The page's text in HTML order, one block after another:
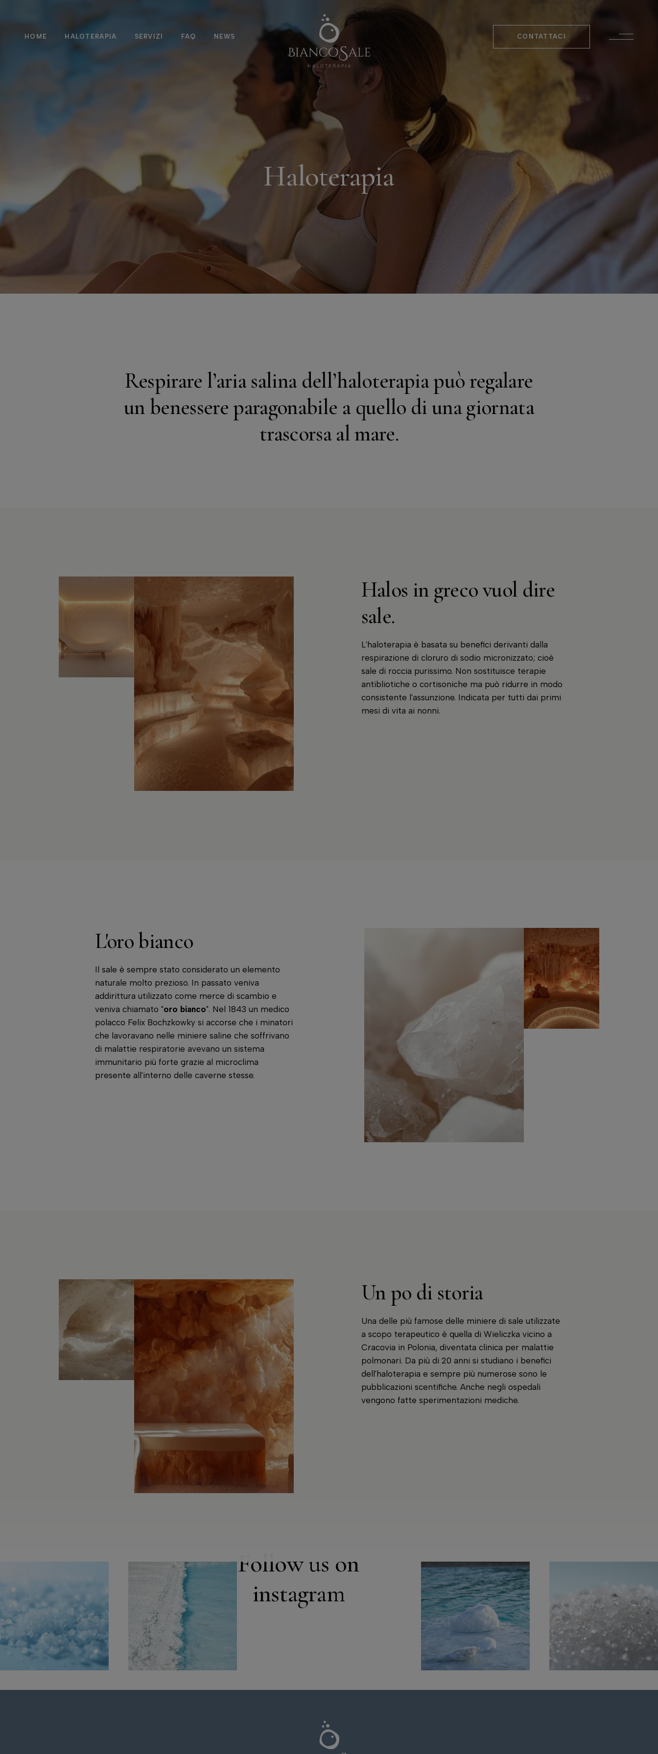
HOME HALOTERAPIA SERVIZI FAQ NEWS CONTATTACI
Haloterapia
Respirare l’aria salina dell’haloterapia può regalare
un benessere paragonabile a quello di una giornata
trascorsa al mare.
Halos in greco vuol dire
sale.
L'haloterapia è basata su benefici derivanti dalla
respirazione di cloruro di sodio micronizzato; cioè
sale di roccia purissimo. Non sostituisce terapie
antibliotiche o cortisoniche ma può ridurre in modo
consistente l'assunzione. Indicata per tutti dai primi
mesi di vita ai nonni.
L'oro bianco
Il sale è sempre stato considerato un elemento
naturale molto prezioso. In passato veniva
addirittura utilizzato come merce di scambio e
veniva chiamato "oro bianco". Nel 1843 un medico
polacco Felix Bochzkowky si accorse che i minatori
che lavoravano nelle miniere saline che soffrivano
di malattie respiratorie avevano un sistema
immunitario più forte grazie al microclima
presente all'interno delle caverne stesse.
Un po di storia
Una delle più famose delle miniere di sale utilizzate
a scopo terapeutico è quella di Wieliczka vicino a
Cracovia in Polonia, diventata clinica per malattie
polmonari. Da più di 20 anni si studiano i benefici
dell'haloterapia e sempre più numerose sono le
pubblicazioni scentifiche. Anche negli ospedali
vengono fatte sperimentazioni mediche.
Follow us on
instagram